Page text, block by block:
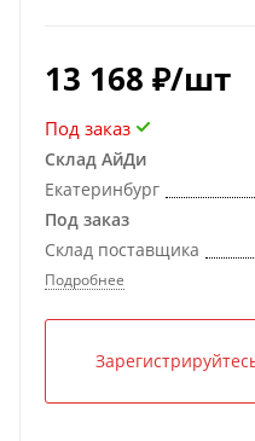
13 168 ₽/шт
Под заказ
Склад АйДи
Екатеринбург
Под заказ
Склад поставщика
Подробнее